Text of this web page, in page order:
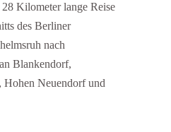
Kilometer lange Reise
des Berliner
nach
Blankendorf,
Neuendorf und